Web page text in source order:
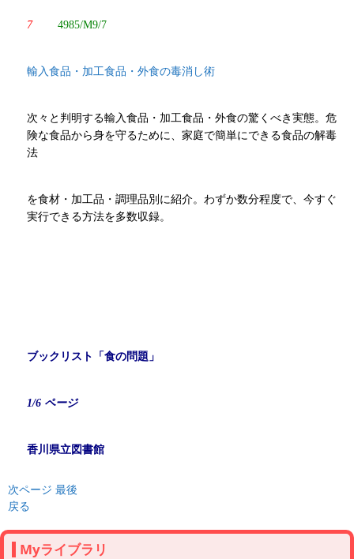
7 4985/M9/7
輸入食品・加工食品・外食の毒消し術
次々と判明する輸入食品・加工食品・外食の驚くべき実態。危
険な食品から身を守るために、家庭で簡単にできる食品の解毒
法
を食材・加工品・調理品別に紹介。わずか数分程度で、今すぐ
実行できる方法を多数収録。
ブックリスト「食の問題」
1/6 ページ
香川県立図書館
次ページ 最後
戻る
Myライブラリ